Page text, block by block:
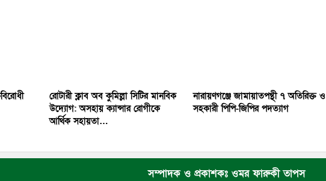
রোটারী ক্লাব অব কুমিল্লা সিটির মানবিক
উদ্যোগ: অসহায় ক্যান্সার রোগীকে
আর্থিক সহায়তা…
নারায়ণগঞ্জে জামায়াতপন্থী ৭ অতিরিক্ত ও
সহকারী পিপি-জিপির পদত্যাগ
সম্পাদক ও প্রকাশকঃ ওমর ফারুকী তাপস